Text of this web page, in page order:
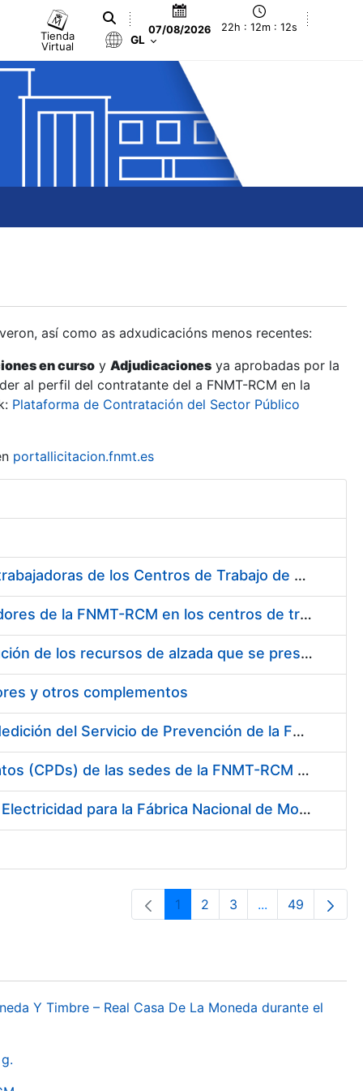
Tienda
Virtual
07/08/2026 22h : 12m : 13s
GL
así como as adxudicacións menos recentes:
en curso y Adjudicaciones ya aprobadas por la
al perfil del contratante del a FNMT-RCM en la
Plataforma de Contratación del Sector Público
portallicitacion.fnmt.es
Suministro de Protectores Auditivos a medida para las personas trabajadoras de los Centros de Trabajo de Madrid y Burgos
Suministro de gafas graduadas antiproyecciones para los trabajadores de la FNMT-RCM en los centros de trabajo de Madrid y Burgos
Servicios de una empresa externa para el asesoramiento y resolución de los recursos de alzada que se presentan relacionados con procesos de selección para la FNMT-RCM
y otros complementos
Servicio de Calibración y Verificación Externa de los Equipos de Medición del Servicio de Prevención de la FNMT-RCM
Conexión mediante Fibra Óptica de los Centros de Proceso de Datos (CPDs) de las sedes de la FNMT-RCM de Burgos y Madrid
Contratación de acuerdo marco para el Suministro de Material de Electricidad para la Fábrica Nacional de Moneda y Timbre-Real Casa de la Moneda en su centro de trabajo de Burgos
Páxina
1 Páxina
2 Páxina
3 ...PáxinasPáxina
49
Y Timbre – Real Casa De La Moneda durante el